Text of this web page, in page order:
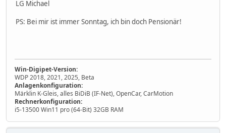
LG Michael
PS: Bei mir ist immer Sonntag, ich bin doch Pensionär!
Win-Digipet-Version:
WDP 2018, 2021, 2025, Beta
Anlagenkonfiguration:
Märklin K-Gleis, alles BiDiB (IF-Net), OpenCar, CarMotion
Rechnerkonfiguration:
i5-13500 Win11 pro (64-Bit) 32GB RAM